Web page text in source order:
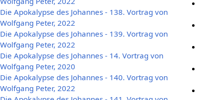
Die Apokalypse des Johannes - 138. Vortrag von
Wolfgang Peter, 2022
Die Apokalypse des Johannes - 139. Vortrag von
Wolfgang Peter, 2022
Die Apokalypse des Johannes - 14. Vortrag von
Wolfgang Peter, 2020
Die Apokalypse des Johannes - 140. Vortrag von
Wolfgang Peter, 2022